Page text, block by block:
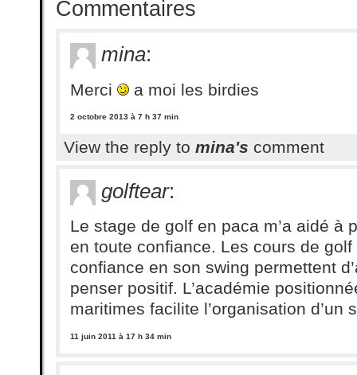
Commentaires
mina:
Merci a moi les birdies
2 octobre 2013 à 7 h 37 min
View the reply to mina's comment
golftear:
Le stage de golf en paca m’a aidé à
en toute confiance. Les cours de
confiance en son swing permettent
penser positif. L’académie
maritimes facilite l’organisation d’un
11 juin 2011 à 17 h 34 min